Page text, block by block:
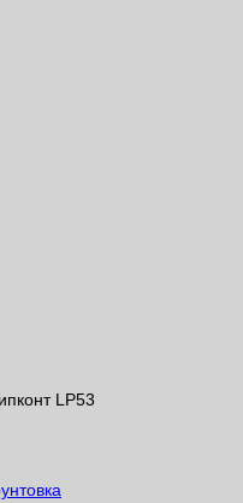
LP53